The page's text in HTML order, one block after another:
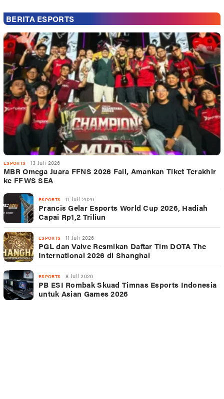
BERITA ESPORTS
ESPORTS 13 Juli 2026
MBR Omega Juara FFNS 2026 Fall, Amankan Tiket Terakhir
ke FFWS SEA
ESPORTS 11 Juli 2026
Prancis Gelar Esports World Cup 2026, Hadiah
Capai Rp1,2 Triliun
ESPORTS 11 Juli 2026
PGL dan Valve Resmikan Daftar Tim DOTA The
International 2026 di Shanghai
ESPORTS 8 Juli 2026
PB ESI Rombak Skuad Timnas Esports Indonesia
untuk Asian Games 2026